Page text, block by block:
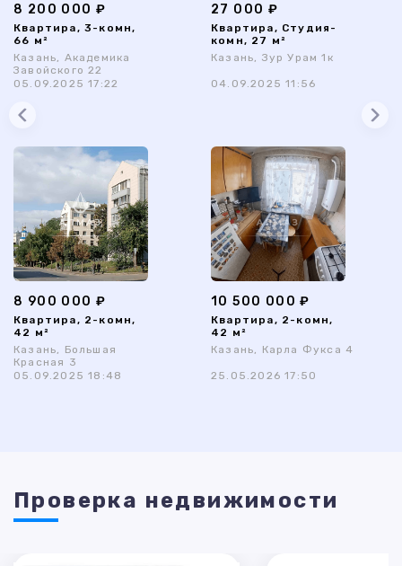
8 200 000 ₽
Квартира, 3-комн,
66 м²
Казань, Академика
Завойского 22
05.09.2025 17:22
27 000 ₽
Квартира, Студия-
комн, 27 м²
Казань, Зур Урам 1к
04.09.2025 11:56
8 900 000 ₽
Квартира, 2-комн,
42 м²
Казань, Большая
Красная 3
05.09.2025 18:48
10 500 000 ₽
Квартира, 2-комн,
42 м²
Казань, Карла Фукса 4
25.05.2026 17:50
Проверка недвижимости